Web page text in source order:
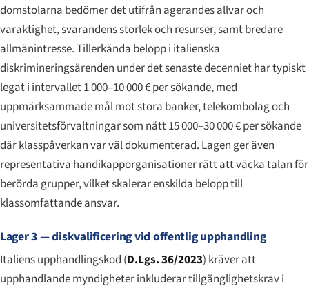
domstolarna bedömer det utifrån agerandes allvar och
varaktighet, svarandens storlek och resurser, samt bredare
allmänintresse. Tillerkända belopp i italienska
diskrimineringsärenden under det senaste decenniet har typiskt
legat i intervallet 1 000–10 000 € per sökande, med
uppmärksammade mål mot stora banker, telekombolag och
universitetsförvaltningar som nått 15 000–30 000 € per sökande
där klasspåverkan var väl dokumenterad. Lagen ger även
representativa handikapporganisationer rätt att väcka talan för
berörda grupper, vilket skalerar enskilda belopp till
klassomfattande ansvar.
Lager 3 — diskvalificering vid offentlig upphandling
Italiens upphandlingskod (D.Lgs. 36/2023) kräver att
upphandlande myndigheter inkluderar tillgänglighetskrav i